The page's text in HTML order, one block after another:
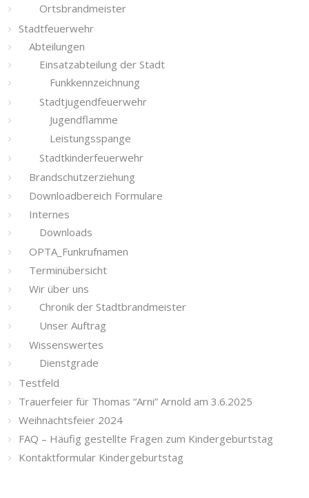
Ortsbrandmeister
Stadtfeuerwehr
Abteilungen
Einsatzabteilung der Stadt
Funkkennzeichnung
Stadtjugendfeuerwehr
Jugendflamme
Leistungsspange
Stadtkinderfeuerwehr
Brandschutzerziehung
Downloadbereich Formulare
Internes
Downloads
OPTA_Funkrufnamen
Terminübersicht
Wir über uns
Chronik der Stadtbrandmeister
Unser Auftrag
Wissenswertes
Dienstgrade
Testfeld
Trauerfeier für Thomas “Arni” Arnold am 3.6.2025
Weihnachtsfeier 2024
FAQ – Häufig gestellte Fragen zum Kindergeburtstag
Kontaktformular Kindergeburtstag